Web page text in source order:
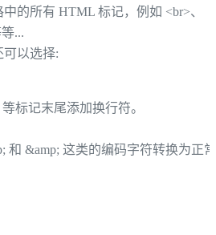
的所有 HTML 标记，例如 <br>、
...
可以选择:
标记末尾添加换行符。
和 &amp; 这类的编码字符转换为正常